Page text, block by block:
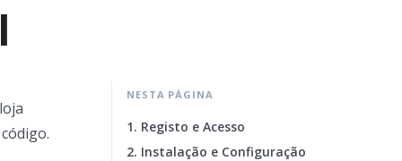
NESTA PÁGINA
1. Registo e Acesso
2. Instalação e Configuração